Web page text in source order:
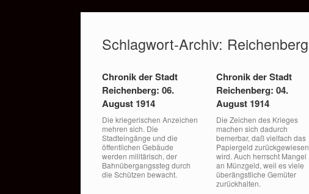
springenSchlagwort-Archiv: Reichenberg
Chronik der Stadt
Reichenberg: 06.
August 1914
Die kriegerischen Anzeichen
mehren sich. Die
Stadteingänge und die
öffentlichen Gebäude
werden militärisch, der
Bahnübergangssteg durch
die Schützen bewacht.
Chronik der Stadt
Reichenberg: 04.
August 1914
Die Zeichen des Krieges
machen sich dadurch
bemerbar, daß vielfach das
Papiergeld zurückgewiesen
wird. Auch herrscht Mangel
an Münzgeld, weil es viele
überängstliche Gemüter
zurückhalten.